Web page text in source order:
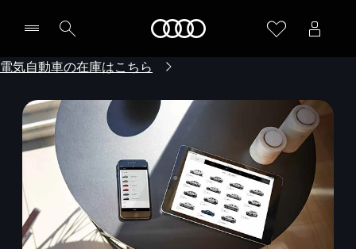
電気自動車の在庫はこちら